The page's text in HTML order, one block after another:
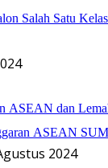
Salah Satu
ASEAN dan
ASEAN
2024